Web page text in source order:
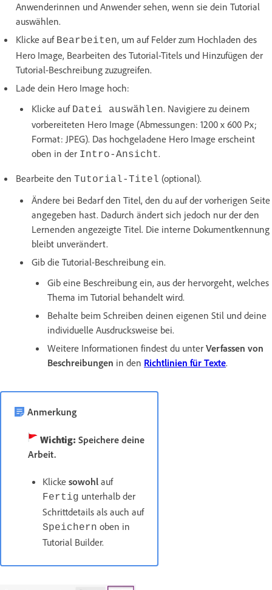
Anwenderinnen und Anwender sehen, wenn sie dein Tutorial
auswählen.
Klicke auf Bearbeiten, um auf Felder zum Hochladen des
Hero Image, Bearbeiten des Tutorial-Titels und Hinzufügen der
Tutorial-Beschreibung zuzugreifen.
Lade dein Hero Image hoch:
Klicke auf Datei auswählen. Navigiere zu deinem
vorbereiteten Hero Image (Abmessungen: 1200 x 600 Px;
Format: JPEG). Das hochgeladene Hero Image erscheint
oben in der Intro-Ansicht.
Bearbeite den Tutorial-Titel (optional).
Ändere bei Bedarf den Titel, den du auf der vorherigen Seite
angegeben hast. Dadurch ändert sich jedoch nur der den
Lernenden angezeigte Titel. Die interne Dokumentkennung
bleibt unverändert.
Gib die Tutorial-Beschreibung ein.
Gib eine Beschreibung ein, aus der hervorgeht, welches
Thema im Tutorial behandelt wird.
Behalte beim Schreiben deinen eigenen Stil und deine
individuelle Ausdrucksweise bei.
Weitere Informationen findest du unter Verfassen von
Beschreibungen in den Richtlinien für Texte.
Anmerkung
Wichtig: Speichere deine
Arbeit.
Klicke sowohl auf
Fertig unterhalb der
Schrittdetails als auch auf
Speichern oben in
Tutorial Builder.